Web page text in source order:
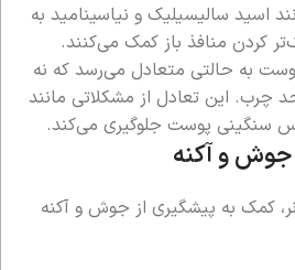
اسید سالیسیلیک و نیاسینامید به
کردن منافذ باز کمک می‌کنند.
پوست به حالتی متعادل می‌رسد که نه
این تعادل از مشکلاتی مانند
سنگینی پوست جلوگیری می‌کند.
و آکنه
کمک به پیشگیری از جوش و آکنه